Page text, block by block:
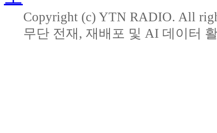
Copyright (c) YTN RADIO. All
무단 전재, 재배포 및 AI 데이터